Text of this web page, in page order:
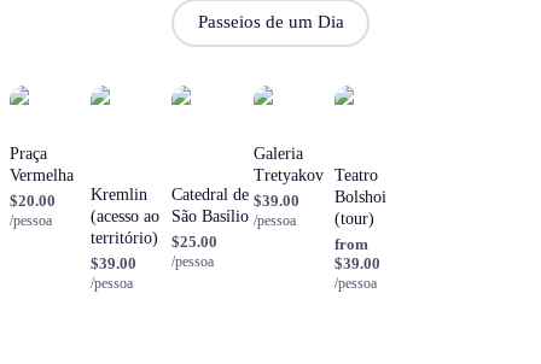
Passeios de um Dia
Praça
Vermelha
$20.00
/pessoa
Kremlin
(acesso ao
território)
$39.00
/pessoa
Catedral de
São Basílio
$25.00
/pessoa
Galeria
Tretyakov
$39.00
/pessoa
Teatro
Bolshoi
(tour)
from
$39.00
/pessoa